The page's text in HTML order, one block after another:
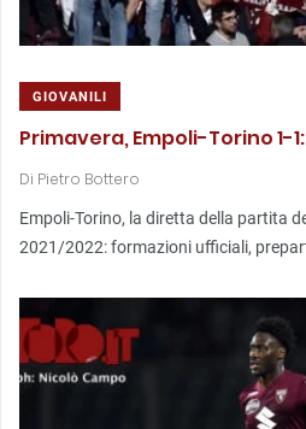
GIOVANILI
Primavera, Empoli-Torino 1-
Di Pietro Bottero
Empoli-Torino, la diretta della partita
2021/2022: formazioni ufficiali,